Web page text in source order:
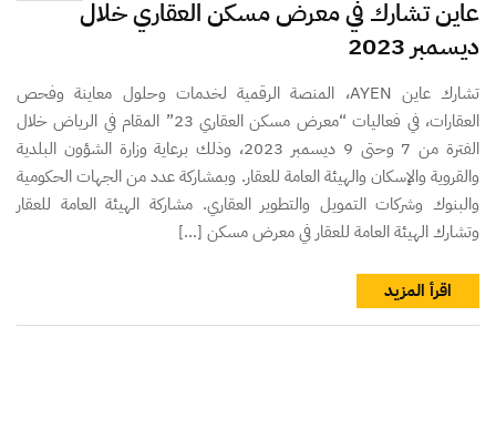
عاين تشارك في معرض مسكن العقاري خلال
ديسمبر 2023
تشارك عاين AYEN، المنصة الرقمية لخدمات وحلول معاينة وفحص
العقارات، في فعاليات “معرض مسكن العقاري 23” المقام في الرياض خلال
الفترة من 7 وحتى 9 ديسمبر 2023، وذلك برعاية وزارة الشؤون البلدية
والقروية والإسكان والهيئة العامة للعقار. وبمشاركة عدد من الجهات الحكومية
والبنوك وشركات التمويل والتطوير العقاري. مشاركة الهيئة العامة للعقار
وتشارك الهيئة العامة للعقار في معرض مسكن […]
اقرأ المزيد